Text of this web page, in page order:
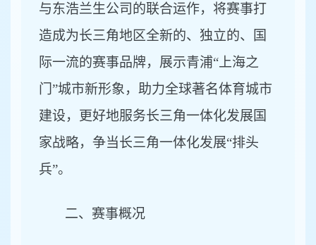
与东浩兰生公司的联合运作，将赛事打
造成为长三角地区全新的、独立的、国
际一流的赛事品牌，展示青浦“上海之
门”城市新形象，助力全球著名体育城市
建设，更好地服务长三角一体化发展国
家战略，争当长三角一体化发展“排头
兵”。
二、赛事概况